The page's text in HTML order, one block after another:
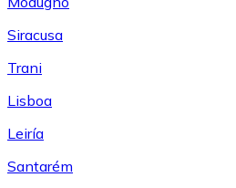
Siracusa
Trani
Lisboa
Leiría
Santarém